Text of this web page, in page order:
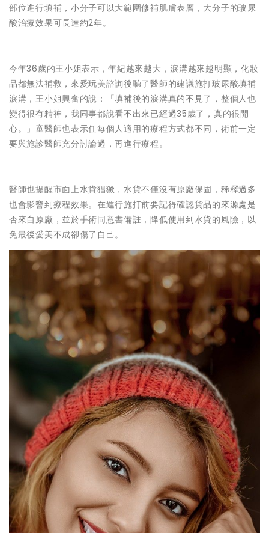
部位進行填補，小分子可以大範圍修補肌膚表層，大分子的玻尿
酸治療效果可長達約2年。
今年36歲的王小姐表示，年紀越來越大，淚溝越來越明顯，化妝
品都無法補救，來愛玩美諮詢後聽了醫師的建議施打玻尿酸填補
淚溝，王小姐興奮的說：「填補後的淚溝真的不見了，整個人也
變得很有精神，我同事都說看不出來已經過35歲了，真的很開
心。」童醫師也表示任每個人適用的療程方式都不同，術前一定
要與施診醫師充分討論過，再進行療程。
醫師也提醒市面上水貨猖獗，水貨不僅沒有原廠保固，稀釋過多
也會影響到療程效果。在進行施打前要記得確認貨品的來源處是
否來自原廠，並於手術同意書備註，降低使用到水貨的風險，以
免最後愛美不成卻傷了自己。